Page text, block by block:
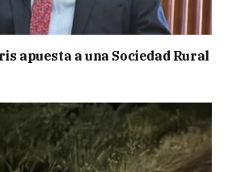
apuesta a una Sociedad Rural